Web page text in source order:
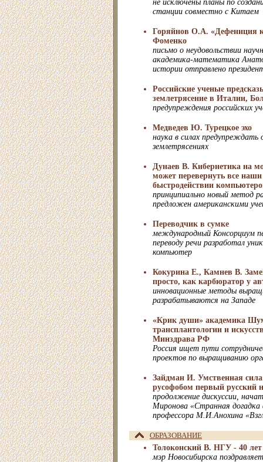
не исключены планы по
станции совместно с Китаем
Горяйнов О.А. «Дефениция
Фоменко
письмо о неудовольствии
академика-математика
истории отправлено
Российские ученые
землетрясение в Италии,
предупреждения российских
Медведев Ю. Турецкое эхо
наука в силах предупреждать
землетрясениях
Дунаев В. Кибернетика на
может перевернуть все
быстродействии
принципиально новый метод
предложен американскими
Переводчик в сумке
международный Консорциум
переводу речи разработал
компьютер
Кокурина Е., Камнев В.
просто, как карбюратор у
инновационные методы
разрабатываются на Западе
«Крик души» академика
трансплантологии и
Минздрава РФ
Россия ищет пути
проектов по выращиванию
Зайдман И. Умственная
русофобом первый русский
продолжение дискуссии,
Миронова «Странная догадка
профессора М.И.Анохина
ОБРАЗОВАНИЕ
Толоконский В. НГУ - 40 лет
мэр Новосибирска